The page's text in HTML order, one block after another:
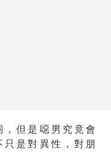
但是噁男究竟會
是對異性，對朋